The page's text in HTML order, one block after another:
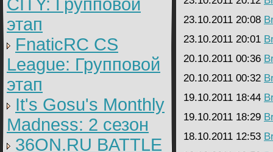
CITY: Групповой
этап
FnaticRC CS
League: Групповой
этап
It's Gosu's Monthly
Madness: 2 сезон
36ON.RU BATTLE
23.10.2011 20:08
23.10.2011 20:01
20.10.2011 00:36
20.10.2011 00:32
19.10.2011 18:44
19.10.2011 18:29
18.10.2011 12:53